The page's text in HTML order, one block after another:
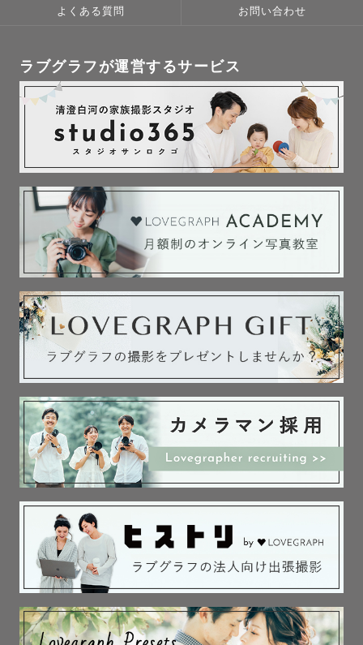
せになることができます。
日々、多くの幸せで溢れている瞬間や感情があることを写
真を通して皆さまにお届けできるよう、カメラマンとして
お手伝いさせていただけたら嬉しいです🕊
長野県内全域・山梨県一部地域を担当いたします。※長野
県内でも距離がある場合、交通費(高速料金)のご相談をさ
せていただきますのでご了承くださいませ。
【  撮影は朝（8:00~ / 9:00~）or 夕方（15:00~）の時間
帯が光が綺麗なのでとてもおすすめです🌿 】
※ ご自宅や室内での撮影は、お部屋に一番光が差し込む時
間帯がおすすめです。
※ スケジュールが×の場合でも時間帯や場所によってはお
受けできる場合がございます。
最後まで読んでくださった皆さまへ
ありがとうございます ⸝⸝
お会いできるのを楽しみにしております☺️♡
よくある質問 お問い合わせ
ラブグラフが運営するサービス